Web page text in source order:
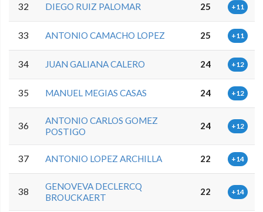
32 DIEGO RUIZ PALOMAR 25 +11
33 ANTONIO CAMACHO LOPEZ 25 +11
34 JUAN GALIANA CALERO 24 +12
35 MANUEL MEGIAS CASAS 24 +12
36
ANTONIO CARLOS GOMEZ
POSTIGO
24 +12
37 ANTONIO LOPEZ ARCHILLA 22 +14
38
GENOVEVA DECLERCQ
BROUCKAERT
22 +14